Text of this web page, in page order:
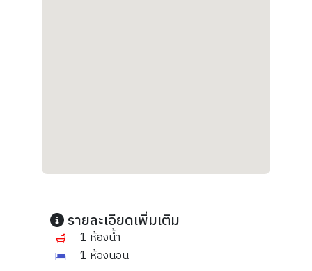
รายละเอียดเพิ่มเติม
1 ห้องน้ำ
1 ห้องนอน